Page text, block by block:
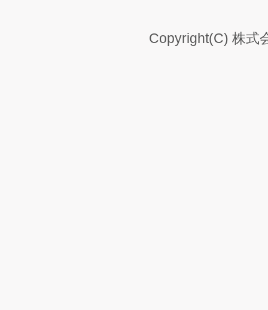
Copyright(C) 株式